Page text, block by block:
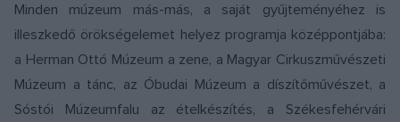
Minden múzeum más-más, a saját gyűjteményéhez is
illeszkedő örökségelemet helyez programja középpontjába:
a Herman Ottó Múzeum a zene, a Magyar Cirkuszművészeti
Múzeum a tánc, az Óbudai Múzeum a díszítőművészet, a
Sóstói Múzeumfalu az ételkészítés, a Székesfehérvári